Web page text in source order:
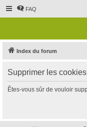
FAQ
Index du forum
Supprimer les cookies
Êtes-vous sûr de vouloir